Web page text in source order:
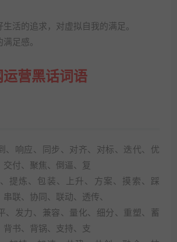
生活的追求，对虚拟自我的满足。
足感。
运营黑话词语
、响应、同步、对齐、对标、迭代、优
交付、聚焦、倒逼、复
提炼、包装、上升、方案、摸索、踩
联、协同、联动、透传、
、发力、兼容、量化、细分、重塑、蓄
背书、背锅、支持、支